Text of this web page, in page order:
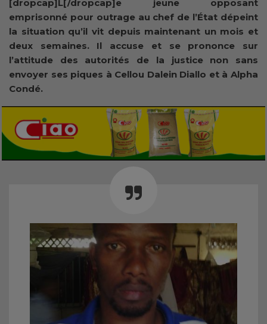
[dropcap]L[/dropcap]e jeune opposant
emprisonné pour outrage au chef de l’État dépeint
la situation qu’il vit depuis maintenant un mois et
deux semaines. Il accuse et se prononce sur
l’attitude des autorités de la justice non sans
envoyer ses piques à Cellou Dalein Diallo et à Alpha
Condé.